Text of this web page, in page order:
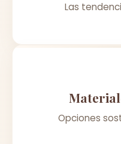
Las
Opciones